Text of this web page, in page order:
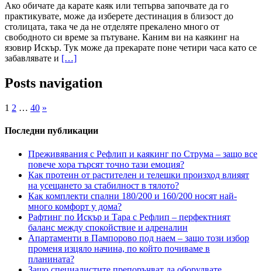
Ако обичате да карате каяк или тепърва започвате да го
практикувате, може да изберете дестинация в близост до
столицата, така че да не отделяте прекалено много от
свободното си време за пътуване. Каним ви на каякинг на
язовир Искър. Тук може да прекарате поне четири часа като се
забавлявате и […]
Posts navigation
1 2 … 40 »
Последни публикации
Преживявания с Рефлип и каякинг по Струма – защо все
повече хора търсят точно тази емоция?
Как протеин от растителен и телешки произход влияят
на усещането за стабилност в тялото?
Как комплекти спални 180/200 и 160/200 носят най-
много комфорт у дома?
Рафтинг по Искър и Тара с Рефлип – перфектният
баланс между спокойствие и адреналин
Апартаменти в Пампорово под наем – защо този избор
променя изцяло начина, по който почиваме в
планината?